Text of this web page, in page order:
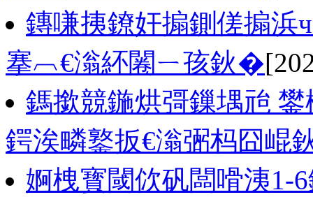
鏄嗛挗鐐奸搧鍘傞搧浜
搴︹€滃紑闂ㄧ孩鈥�
鎷撳競鍦烘彁鏁堣兘
鍔涘疄鐜扳€滃弻杩囧崐
婀栧寳閾佽矾闆嗗洟1-